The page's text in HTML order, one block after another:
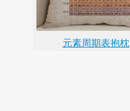
元素周期表抱枕